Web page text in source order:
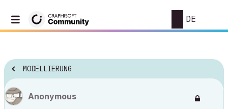
DE
MODELLIERUNG
Anonymous